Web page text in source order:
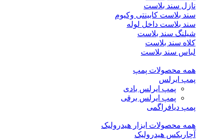
نازل سند بلاست
سند بلاست کابینتی وکیوم
سند بلاست داخل لوله
شیلنگ سند بلاست
کلاه سند بلاست
لباس سند بلاست
همه محصولات پمپ
پمپ ایرلس
پمپ ایرلس بادی
پمپ ایرلس برقی
پمپ دیافراگمی
همه محصولات ابزار هیدرولیک
آچاربکس هیدرولیک